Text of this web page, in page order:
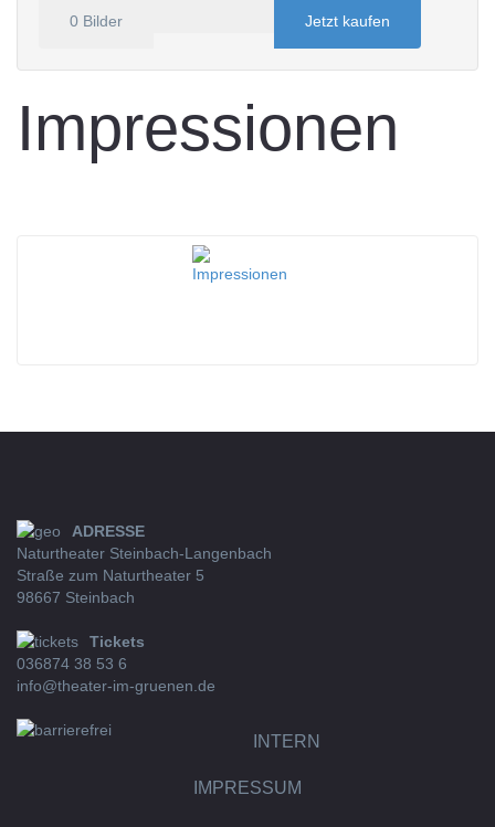
0 Bilder Jetzt kaufen
Impressionen
ADRESSE
Naturtheater Steinbach-Langenbach
Straße zum Naturtheater 5
98667 Steinbach
Tickets
036874 38 53 6
info@theater-im-gruenen.de
INTERN
IMPRESSUM